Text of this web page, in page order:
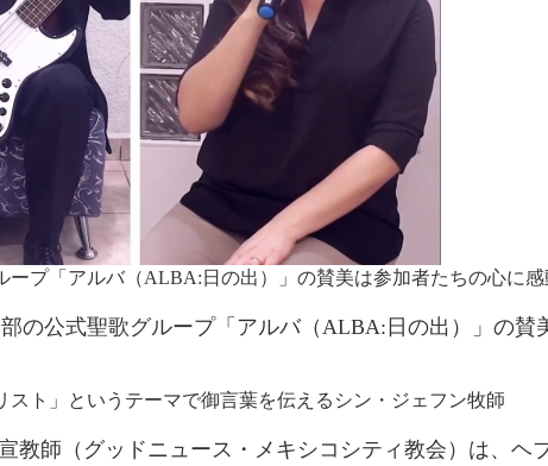
プ「アルバ（ALBA:日の出）」の賛美は参加者たちの心に感
の公式聖歌グループ「アルバ（ALBA:日の出）」の賛
スト」というテーマで御言葉を伝えるシン・ジェフン牧師
教師（グッドニュース・メキシコシティ教会）は、ヘ